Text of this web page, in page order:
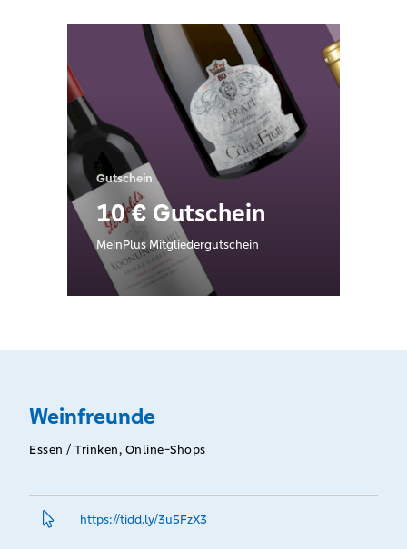
Gutschein
10 € Gutschein
MeinPlus Mitgliedergutschein
Weinfreunde
Essen / Trinken, Online-Shops
https://tidd.­ly/3u5FzX3